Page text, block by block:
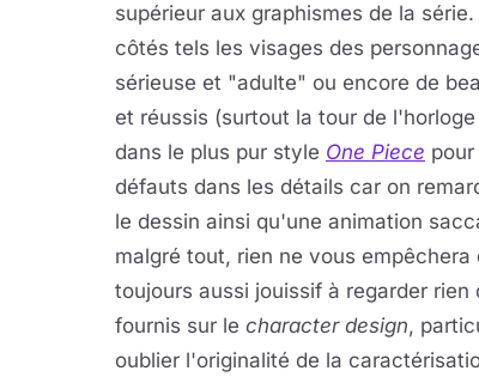
supérieur aux graphismes de la
côtés tels les visages des
sérieuse et "adulte" ou encore de
et réussis (surtout la tour de
dans le plus pur style One Piece
défauts dans les détails car on
le dessin ainsi qu'une animation
malgré tout, rien ne vous
toujours aussi jouissif à regarder
fournis sur le character design,
oublier l'originalité de la